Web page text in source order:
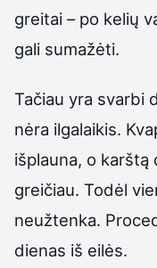
greitai – po kelių
gali sumažėti.
Tačiau yra svarbi
nėra ilgalaikis.
išplauna, o karštą
greičiau. Todėl
neužtenka.
dienas iš eilės.